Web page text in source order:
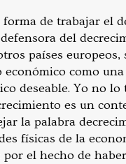
de trabajar el
del
países europeos,
como una
deseable. Yo no lo
es un
la palabra
físicas de la
el hecho de